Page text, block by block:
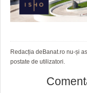
Redacția deBanat.ro nu-și
postate de utilizatori.